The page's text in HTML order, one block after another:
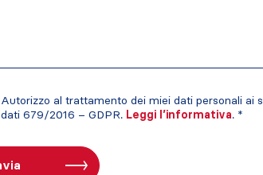
Autorizzo al trattamento dei miei dati personali ai
dati 679/2016 – GDPR. Leggi l’informativa. *